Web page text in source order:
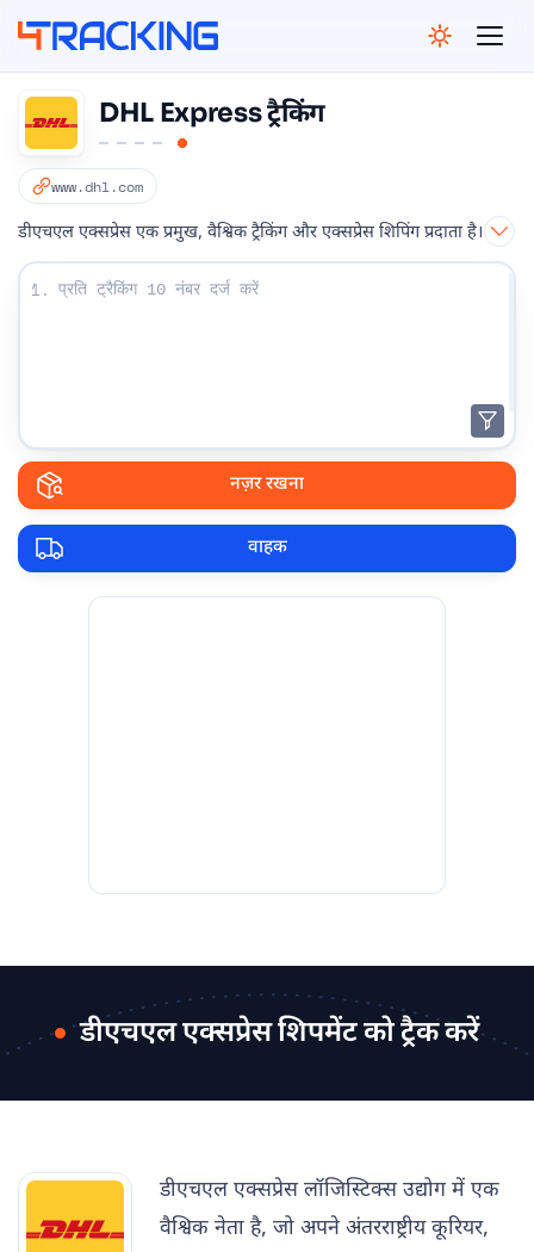
DHL Express ट्रैकिंग
www.dhl.com
डीएचएल एक्सप्रेस एक प्रमुख, वैश्विक ट्रैकिंग और एक्सप्रेस शिपिंग प्रदाता है।
अपना ट्रैकिंग नंबर दर्ज करें:
1.
नज़र रखना
वाहक
डीएचएल एक्सप्रेस शिपमेंट को ट्रैक करें
डीएचएल एक्सप्रेस लॉजिस्टिक्स उद्योग में एक
वैश्विक नेता है, जो अपने अंतरराष्ट्रीय कूरियर,